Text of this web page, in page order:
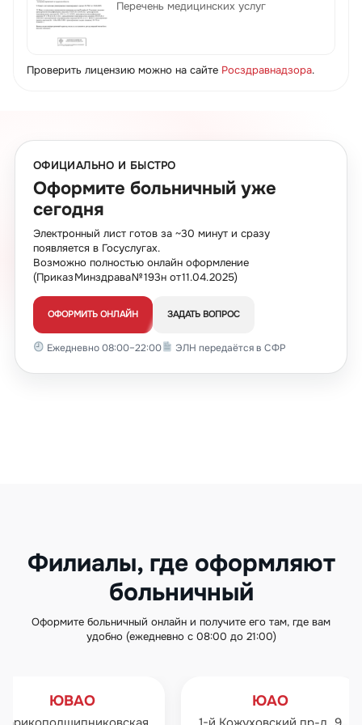
Перечень медицинских услуг
Проверить лицензию можно на сайте Росздравнадзора.
ОФИЦИАЛЬНО И БЫСТРО
Оформите больничный уже
сегодня
Электронный лист готов за ~30 минут и сразу
появляется в Госуслугах.
Возможно полностью онлайн оформление
(Приказ Минздрава № 193н от 11.04.2025)
ОФОРМИТЬ ОНЛАЙН ЗАДАТЬ ВОПРОС
Ежедневно 08:00–22:00 ЭЛН передаётся в СФР
Филиалы, где оформляют
больничный
Оформите больничный онлайн и получите его там, где вам
удобно (ежедневно с 08:00 до 21:00)
ЮВАО ЮАО